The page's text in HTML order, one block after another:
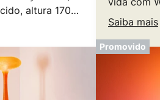
altura 170
Saiba mais
Promovido